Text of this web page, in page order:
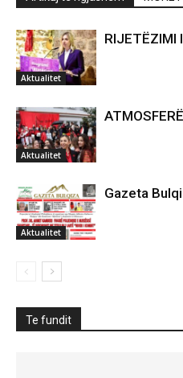
Aktualitet
RIJETËZIMI
Aktualitet
Aktualitet
Gazeta
Te fundit